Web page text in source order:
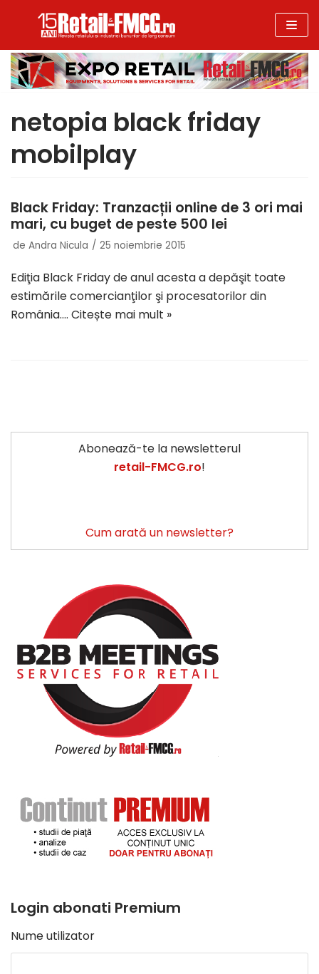
la
conținut
netopia black friday
mobilplay
Black Friday: Tranzacții online de 3 ori mai
mari, cu buget de peste 500 lei
de Andra Nicula 25 noiembrie 2015
Ediţia Black Friday de anul acesta a depăşit toate
estimările comercianţilor şi procesatorilor din
România.… Citește mai mult »
Abonează-te la newsletterul
retail-FMCG.ro!
Cum arată un newsletter?
Login abonati Premium
Nume utilizator